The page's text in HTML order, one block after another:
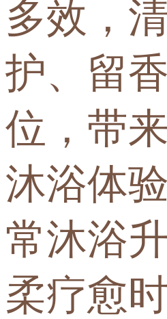
多效，
护、留
位，带
沐浴体
常沐浴
柔疗愈时